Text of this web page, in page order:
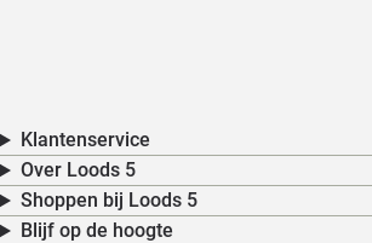
Klantenservice
Over Loods 5
Shoppen bij Loods 5
Blijf op de hoogte